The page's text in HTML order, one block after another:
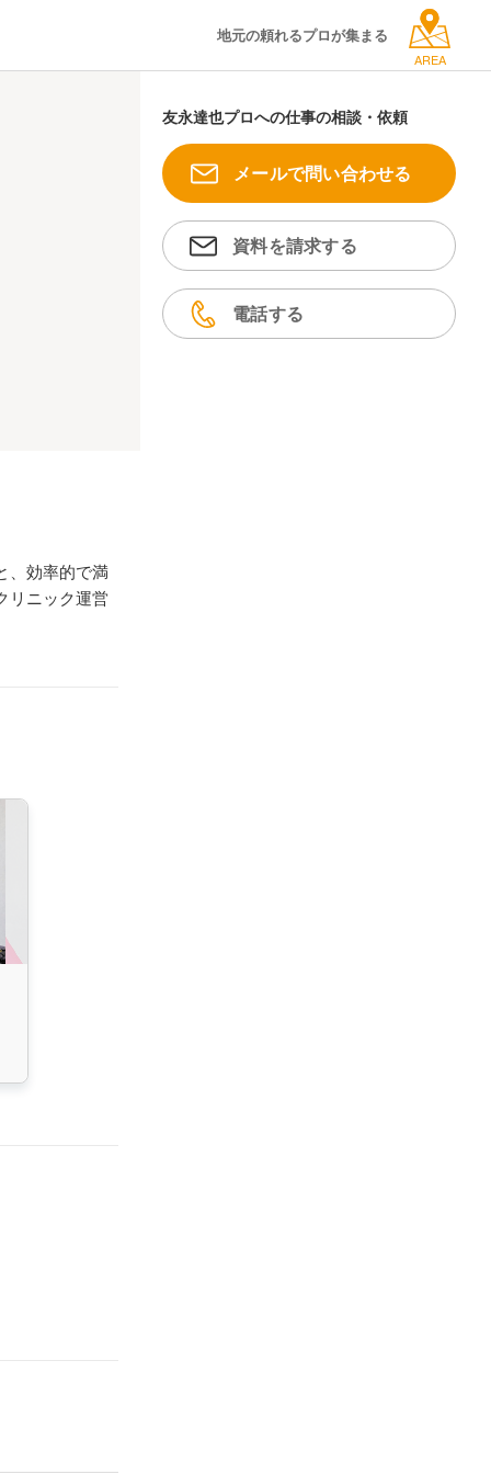
地元の頼れるプロが集まる
AREA
、効率的で満
リニック運営
友永達也プロへの仕事の相談・依頼
メールで問い合わせる
資料を請求する
電話する